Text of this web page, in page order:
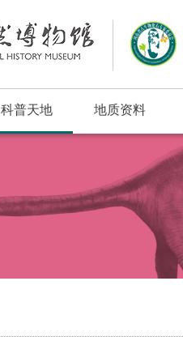
科普天地 地质资料